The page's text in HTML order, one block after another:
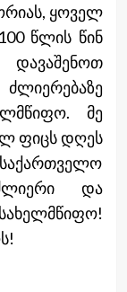
ყოველ
წლის წინ
მე
ფიცს დღეს
და